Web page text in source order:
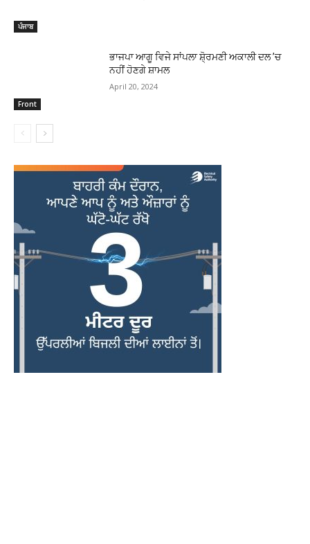
ਪੰਜਾਬ
Front
ਭਾਜਪਾ ਆਗੂ ਵਿਜੇ ਸਾਂਪਲਾ ਸ਼ੋ੍ਰਮਣੀ ਅਕਾਲੀ ਦਲ ’ਚ
ਨਹੀਂ ਹੋਣਗੇ ਸ਼ਾਮਲ
April 20, 2024